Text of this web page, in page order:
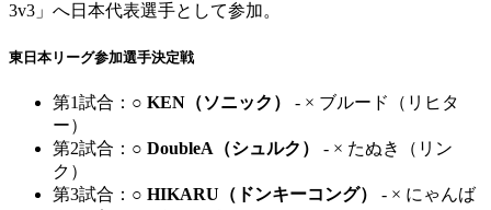
3v3」へ日本代表選手として参加。
東日本リーグ参加選手決定戦
第1試合： ○ KEN（ソニック）
- × ブルード（リヒタ
ー）
第2試合： ○ DoubleA（シュルク）
- × たぬき（リン
ク）
第3試合： ○ HIKARU（ドンキーコング）
- × にゃんば